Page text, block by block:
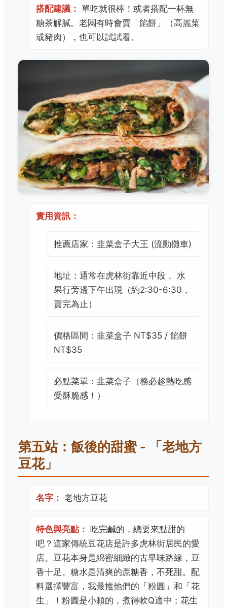
搭配建議： 單吃就很棒！或者搭配一杯無
糖茶解膩。老闆有時會賣「餡餅」（高麗菜
或豬肉），也可以試試看。
實用資訊：
推薦店家：韭菜盒子大王 (流動攤車)
地址：通常在虎林街靠近中段， 水
果行旁邊下午出現（約2:30-6:30，
賣完為止）
價格區間：韭菜盒子 NT$35 / 餡餅
NT$35
必點菜單：韭菜盒子（務必趁熱吃感
受酥脆感！）
第五站：飯後的甜蜜 - 「老地方
豆花」
名字： 老地方豆花
特色與亮點： 吃完鹹的，總要來點甜的
吧？這家傳統豆花店是許多虎林街居民的愛
店。豆花本身是綿密細緻的古早味路線，豆
香十足。糖水是清爽的蔗糖香，不死甜。配
料選擇豐富，我最推他們的「粉圓」和「花
生」！粉圓是小顆的，煮得軟Q適中；花生